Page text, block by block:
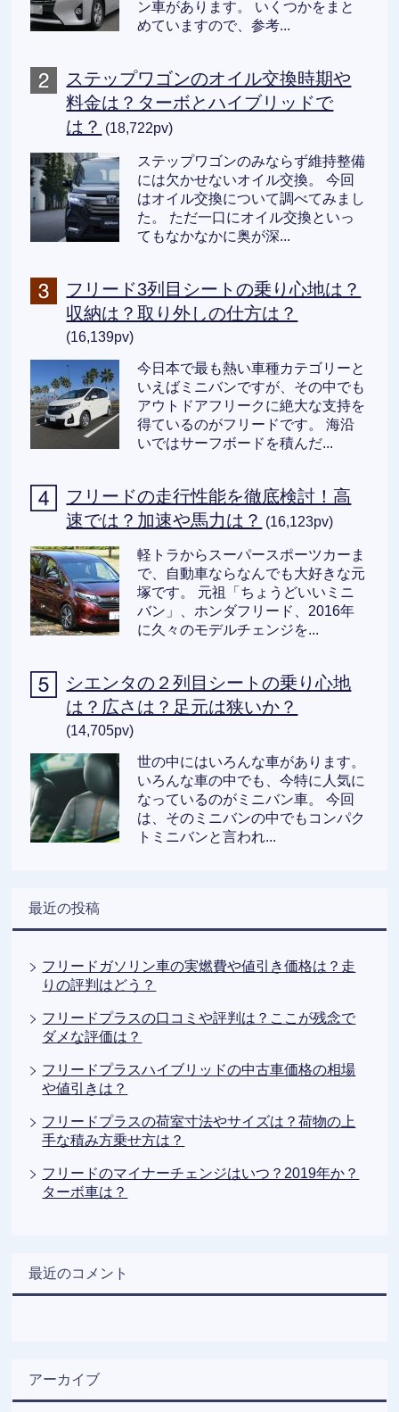
ン車があります。 いくつかをまと
めていますので、参考...
ステップワゴンのオイル交換時期や
料金は？ターボとハイブリッドで
は？ (18,722pv)
ステップワゴンのみならず維持整備
には欠かせないオイル交換。 今回
はオイル交換について調べてみまし
た。 ただ一口にオイル交換といっ
てもなかなかに奥が深...
フリード3列目シートの乗り心地は？
収納は？取り外しの仕方は？
(16,139pv)
今日本で最も熱い車種カテゴリーと
いえばミニバンですが、その中でも
アウトドアフリークに絶大な支持を
得ているのがフリードです。 海沿
いではサーフボードを積んだ...
フリードの走行性能を徹底検討！高
速では？加速や馬力は？ (16,123pv)
軽トラからスーパースポーツカーま
で、自動車ならなんでも大好きな元
塚です。 元祖「ちょうどいいミニ
バン」、ホンダフリード、2016年
に久々のモデルチェンジを...
シエンタの２列目シートの乗り心地
は？広さは？足元は狭いか？
(14,705pv)
世の中にはいろんな車があります。
いろんな車の中でも、今特に人気に
なっているのがミニバン車。 今回
は、そのミニバンの中でもコンパク
トミニバンと言われ...
最近の投稿
フリードガソリン車の実燃費や値引き価格は？走
りの評判はどう？
フリードプラスの口コミや評判は？ここが残念で
ダメな評価は？
フリードプラスハイブリッドの中古車価格の相場
や値引きは？
フリードプラスの荷室寸法やサイズは？荷物の上
手な積み方乗せ方は？
フリードのマイナーチェンジはいつ？2019年か？
ターボ車は？
最近のコメント
アーカイブ